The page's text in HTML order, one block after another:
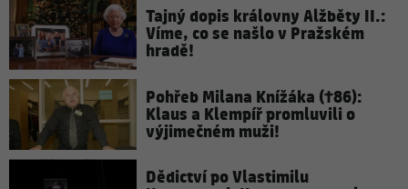
Tajný dopis královny Alžběty II.:
Víme, co se našlo v Pražském
hradě!
Pohřeb Milana Knížáka (†86):
Klaus a Klempíř promluvili o
výjimečném muži!
Dědictví po Vlastimilu